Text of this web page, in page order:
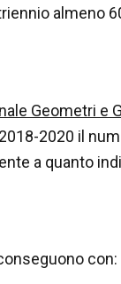
almeno
Geometri e
2020 il
a quanto
con: